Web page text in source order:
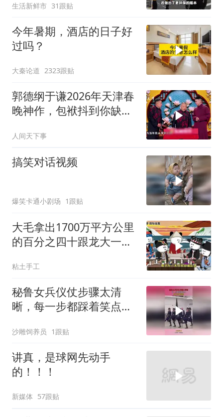
生活新鲜市 31跟贴
今年暑期，酒店的日子好
过吗？
大秦论道 2323跟贴
郭德纲于谦2026年天津春
晚神作，包袱抖到你缺氧
人间天下事
搞笑对话视频
爆笑卡通小剧场 1跟贴
大毛拿出1700万平方公里
的百分之四十跟龙大一起
粘土手工
秘鲁女兵仪仗步骤太清
晰，每一步都踩着笑点，
沙雕饲养员 1跟贴
讲真，是球网先动手
的！！！
新媒体 57跟贴